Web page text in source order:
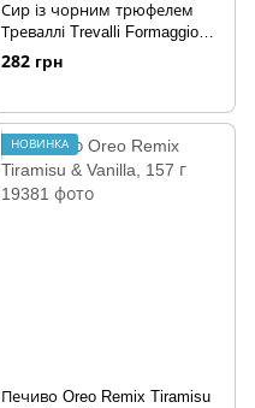
Сир із чорним трюфелем
Треваллі Trevalli Formaggio
Misto al Tartufo 180г
282 грн
НОВИНКА
Печиво Oreo Remix Tiramisu